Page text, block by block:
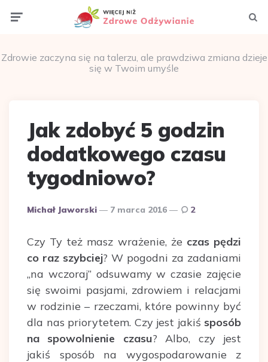
Zdrowie zaczyna się na talerzu, ale prawdziwa zmiana dzieje
się w Twoim umyśle
Jak zdobyć 5 godzin
dodatkowego czasu
tygodniowo?
Dodane
Michał Jaworski 7 marca 2016 2
Czy Ty też masz wrażenie, że czas pędzi
co raz szybciej? W pogodni za zadaniami
„na wczoraj” odsuwamy w czasie zajęcie
się swoimi pasjami, zdrowiem i relacjami
w rodzinie – rzeczami, które powinny być
dla nas priorytetem. Czy jest jakiś sposób
na spowolnienie czasu? Albo, czy jest
jakiś sposób na wygospodarowanie z